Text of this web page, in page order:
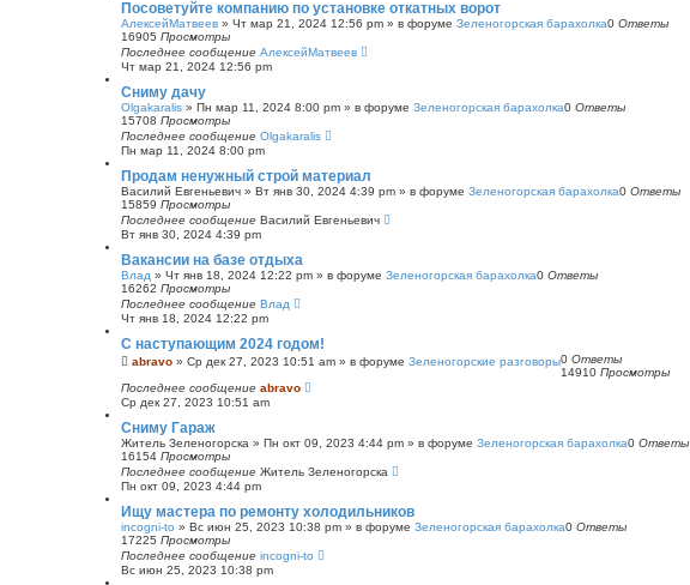
Посоветуйте компанию по установке откатных ворот
АлексейМатвеев » Чт мар 21, 2024 12:56 pm » в форуме Зеленогорская барахолка0 Ответы
16905 Просмотры
Последнее сообщение АлексейМатвеев
Чт мар 21, 2024 12:56 pm
Сниму дачу
Olgakaralis » Пн мар 11, 2024 8:00 pm » в форуме Зеленогорская барахолка0 Ответы
15708 Просмотры
Последнее сообщение Olgakaralis
Пн мар 11, 2024 8:00 pm
Продам ненужный строй материал
Василий Евгеньевич » Вт янв 30, 2024 4:39 pm » в форуме Зеленогорская барахолка0 Ответы
15859 Просмотры
Последнее сообщение Василий Евгеньевич
Вт янв 30, 2024 4:39 pm
Вакансии на базе отдыха
Влад » Чт янв 18, 2024 12:22 pm » в форуме Зеленогорская барахолка0 Ответы
16262 Просмотры
Последнее сообщение Влад
Чт янв 18, 2024 12:22 pm
С наступающим 2024 годом!
abravo » Ср дек 27, 2023 10:51 am » в форуме Зеленогорские разговоры0 Ответы
14910 Просмотры
Последнее сообщение abravo
Ср дек 27, 2023 10:51 am
Сниму Гараж
Житель Зеленогорска » Пн окт 09, 2023 4:44 pm » в форуме Зеленогорская барахолка0 Ответы
16154 Просмотры
Последнее сообщение Житель Зеленогорска
Пн окт 09, 2023 4:44 pm
Ищу мастера по ремонту холодильников
incogni-to » Вс июн 25, 2023 10:38 pm » в форуме Зеленогорская барахолка0 Ответы
17225 Просмотры
Последнее сообщение incogni-to
Вс июн 25, 2023 10:38 pm